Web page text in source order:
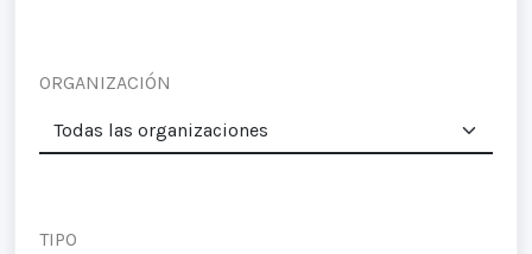
ORGANIZACIÓN
TIPO